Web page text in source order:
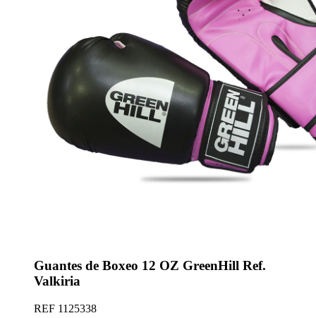
Guantes de Boxeo 12 OZ GreenHill Ref.
Valkiria
REF 1125338